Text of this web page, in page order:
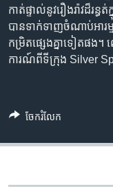
កាត់​ផ្ទាល់​នូវ​រឿងរ៉ាវ​ដ៏​រន្
បាន​ទាក់ទាញ​ចំណាប់​អារម្ម
កម្រិត​ផ្សេង​គ្នា​ទៀត​ផង
ការណ៍​ពី​ទីក្រុង Silver
ចែករំលែក